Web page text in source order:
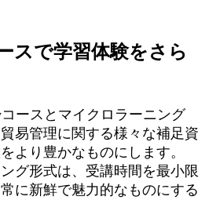
スで学習体験をさら
ースとマイクロラーニング
易管理に関する様々な補足資
より豊かなものにします。
グ形式は、受講時間を最小限
に新鮮で魅力的なものにする